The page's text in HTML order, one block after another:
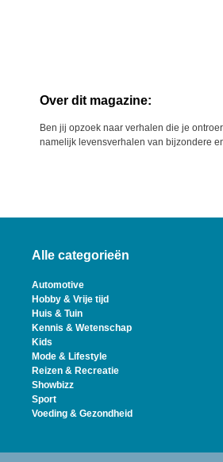
Over dit magazine:
Ben jij opzoek naar verhalen die je
namelijk levensverhalen van bijzondere
Alle categorieën
Automotive
Hobby & Vrije tijd
Huis & Tuin
Kennis & Wetenschap
Kids
Mode & Lifestyle
Reizen & Recreatie
Showbizz
Sport
Voeding & Gezondheid